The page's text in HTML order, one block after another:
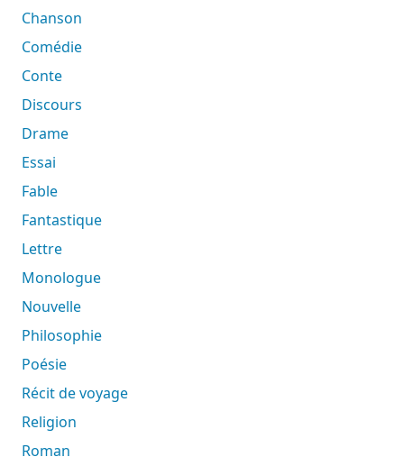
Chanson
Comédie
Conte
Discours
Drame
Essai
Fable
Fantastique
Lettre
Monologue
Nouvelle
Philosophie
Poésie
Récit de voyage
Religion
Roman